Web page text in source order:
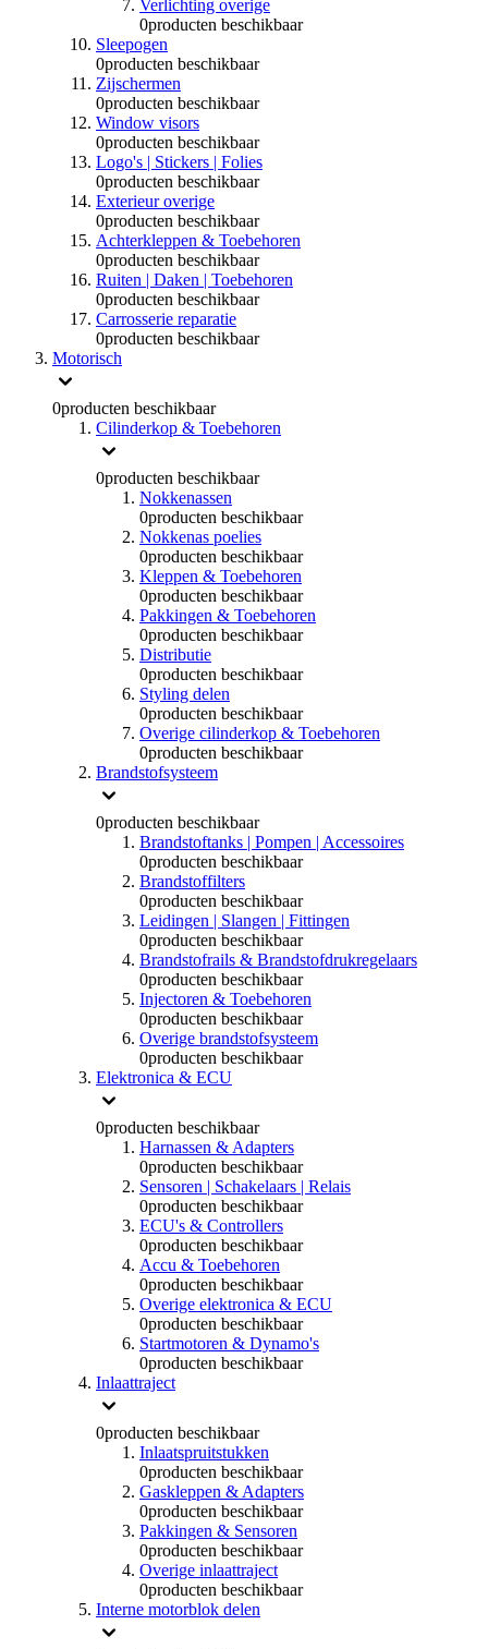
Verlichting overige
0producten beschikbaar
Sleepogen
0producten beschikbaar
Zijschermen
0producten beschikbaar
Window visors
0producten beschikbaar
Logo's | Stickers | Folies
0producten beschikbaar
Exterieur overige
0producten beschikbaar
Achterkleppen & Toebehoren
0producten beschikbaar
Ruiten | Daken | Toebehoren
0producten beschikbaar
Carrosserie reparatie
0producten beschikbaar
Motorisch
0producten beschikbaar
Cilinderkop & Toebehoren
0producten beschikbaar
Nokkenassen
0producten beschikbaar
Nokkenas poelies
0producten beschikbaar
Kleppen & Toebehoren
0producten beschikbaar
Pakkingen & Toebehoren
0producten beschikbaar
Distributie
0producten beschikbaar
Styling delen
0producten beschikbaar
Overige cilinderkop & Toebehoren
0producten beschikbaar
Brandstofsysteem
0producten beschikbaar
Brandstoftanks | Pompen | Accessoires
0producten beschikbaar
Brandstoffilters
0producten beschikbaar
Leidingen | Slangen | Fittingen
0producten beschikbaar
Brandstofrails & Brandstofdrukregelaars
0producten beschikbaar
Injectoren & Toebehoren
0producten beschikbaar
Overige brandstofsysteem
0producten beschikbaar
Elektronica & ECU
0producten beschikbaar
Harnassen & Adapters
0producten beschikbaar
Sensoren | Schakelaars | Relais
0producten beschikbaar
ECU's & Controllers
0producten beschikbaar
Accu & Toebehoren
0producten beschikbaar
Overige elektronica & ECU
0producten beschikbaar
Startmotoren & Dynamo's
0producten beschikbaar
Inlaattraject
0producten beschikbaar
Inlaatspruitstukken
0producten beschikbaar
Gaskleppen & Adapters
0producten beschikbaar
Pakkingen & Sensoren
0producten beschikbaar
Overige inlaattraject
0producten beschikbaar
Interne motorblok delen